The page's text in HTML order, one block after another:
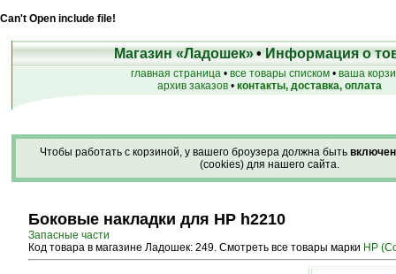
Can't Open include file!
Магазин «Ладошек»•Информация о
главная страница• все товары списком• ваша
архив заказов• контакты, доставка, оплата
Чтобы работать с корзиной, у вашего броузера должна быть
(cookies) для нашего сайта.
Боковые накладки для HP h2210
Запасные части
Код товара в магазине Ладошек: 249. Смотреть все товары марки HP